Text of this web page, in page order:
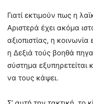
Γιατί εκτιμούν πως η
Αριστερά έχει ακόμα
αξιοπιστίας, η
η Δεξιά τούς βοηθά
σύστημα εξυπηρετείται
να τους κάψει.